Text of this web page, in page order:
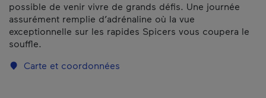
possible de venir vivre de grands défis. Une journée
assurément remplie d’adrénaline où la vue
exceptionnelle sur les rapides Spicers vous coupera le
souffle.
Carte et coordonnées